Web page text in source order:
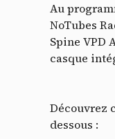
Au
NoTubes
Spine VPD
casque
Découvrez
dessous :